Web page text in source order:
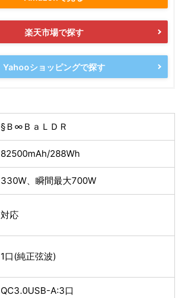
楽天市場で探す
Yahooショッピングで探す
§Ｂ∞ＢａＬＤＲ
82500mAh/288Wh
330W、瞬間最大700W
対応
1口(純正弦波)
QC3.0USB-A:3口